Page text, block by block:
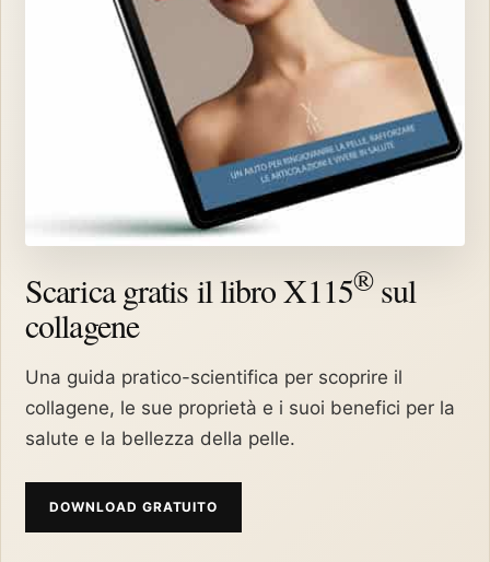
Scarica gratis il libro X115®sul
collagene
Una guida pratico-scientifica per scoprire il
collagene, le sue proprietà e i suoi benefici per la
salute e la bellezza della pelle.
DOWNLOAD GRATUITO